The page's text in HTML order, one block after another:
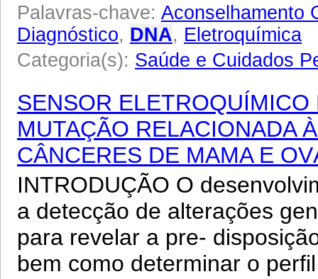
Palavras-chave: Aconselhamento
Diagnóstico, DNA, Eletroquímica
Categoria(s): Saúde e Cuidados
SENSOR
MUTAÇÃO RELACIONADA
CÂNCERES DE MAMA E
INTRODUÇÃO O
a detecção de alterações
para revelar a pre-
bem como determinar o